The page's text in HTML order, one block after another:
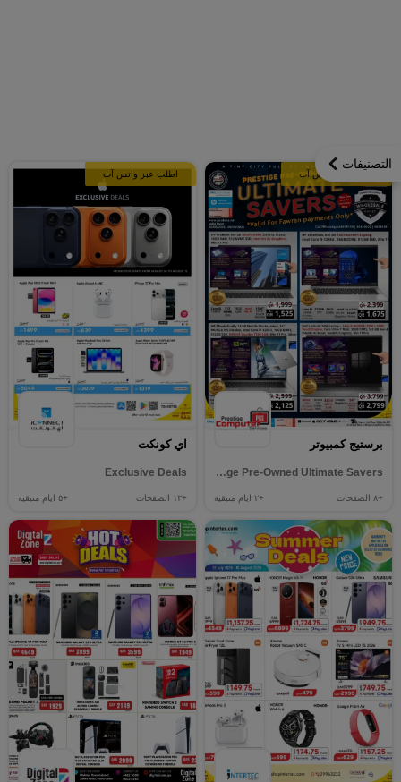
التصنيفات
اطلب عبر واتس آب
برستيج كمبيوتر
Prestige Pre-Owned Ultimate Savers
+٨ الصفحات +٢ ايام متبقية
اطلب عبر واتس آب
آي كونكت
Exclusive Deals
+١٣ الصفحات +٥ ايام متبقية